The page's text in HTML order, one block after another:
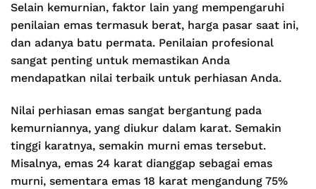
Selain kemurnian, faktor lain yang mempengaruhi
penilaian emas termasuk berat, harga pasar saat ini,
dan adanya batu permata. Penilaian profesional
sangat penting untuk memastikan Anda
mendapatkan nilai terbaik untuk perhiasan Anda.
Nilai perhiasan emas sangat bergantung pada
kemurniannya, yang diukur dalam karat. Semakin
tinggi karatnya, semakin murni emas tersebut.
Misalnya, emas 24 karat dianggap sebagai emas
murni, sementara emas 18 karat mengandung 75%